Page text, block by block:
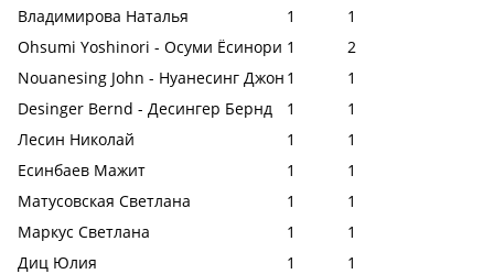
Владимирова Наталья
1
1
Ohsumi Yoshinori - Осуми Ёсинори 1
2
Nouanesing John - Нуанесинг Джон 1
1
Desinger Bernd - Десингер Бернд
1
1
Лесин Николай
1
1
Есинбаев Мажит
1
1
Матусовская Светлана
1
1
Маркус Светлана
1
1
Диц Юлия
1
1